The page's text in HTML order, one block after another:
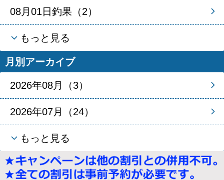
08月01日釣果（2）
もっと見る
月別アーカイブ
2026年08月（3）
2026年07月（24）
もっと見る